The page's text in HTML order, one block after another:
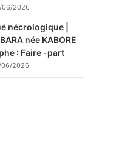
06/2026
nécrologique |
née KABORE
: Faire -part
06/2026